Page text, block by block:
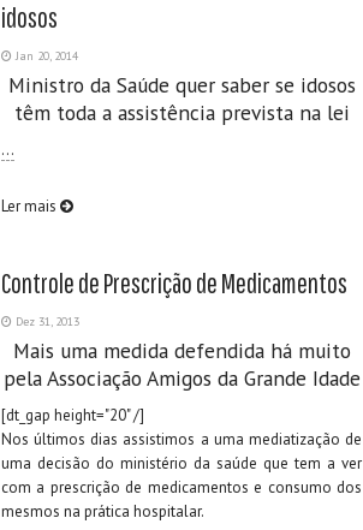
idosos
Jan 20, 2014
Ministro da Saúde quer saber se idosos
têm toda a assistência prevista na lei
…
Ler mais
Controle de Prescrição de Medicamentos
Dez 31, 2013
Mais uma medida defendida há muito
pela Associação Amigos da Grande Idade
[dt_gap height="20" /]
Nos últimos dias assistimos a uma mediatização de
uma decisão do ministério da saúde que tem a ver
com a prescrição de medicamentos e consumo dos
mesmos na prática hospitalar.